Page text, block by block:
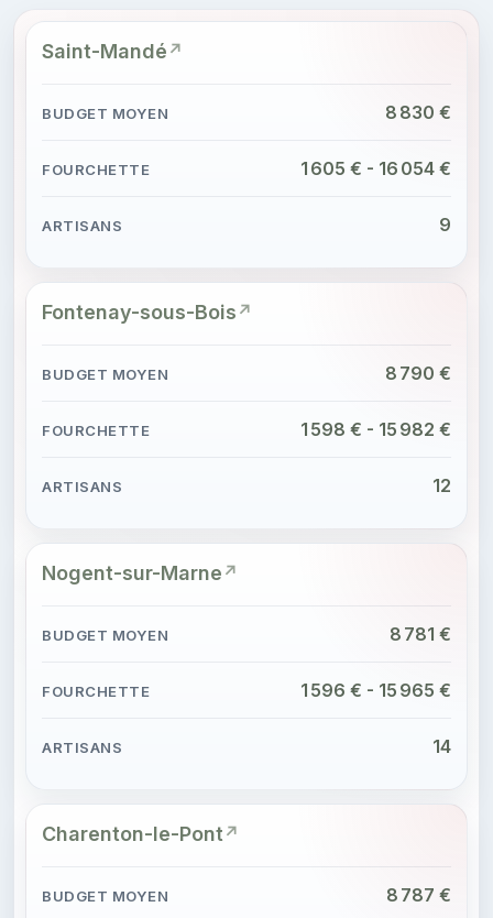
Saint-Mandé
8 830 €
1 605 € - 16 054 €
9
Fontenay-sous-Bois
8 790 €
1 598 € - 15 982 €
12
Nogent-sur-Marne
8 781 €
1 596 € - 15 965 €
14
Charenton-le-Pont
8 787 €